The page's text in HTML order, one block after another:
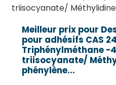
Meilleur prix pour
pour adhésifs CAS
Triphénylméthane -
triisocyanate/
phénylène...